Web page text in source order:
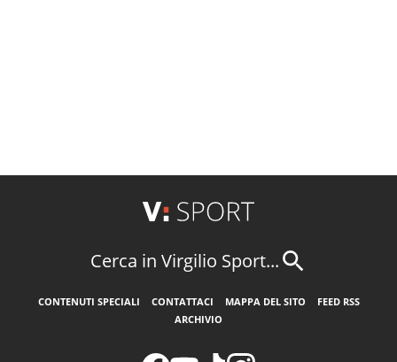
Cerca in Virgilio Sport...
CONTENUTI SPECIALI CONTATTACI MAPPA DEL SITO
FEED RSS
ARCHIVIO